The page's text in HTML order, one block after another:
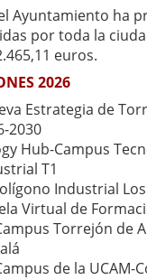
Ayuntamiento ha
por toda la
euros.
2026
Estrategia de
2030
Hub-Campus
T1
Industrial
Virtual de
Torrejón de
de la UCAM-